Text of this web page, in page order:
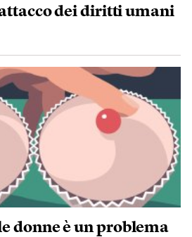
dei diritti umani
donne è un problema